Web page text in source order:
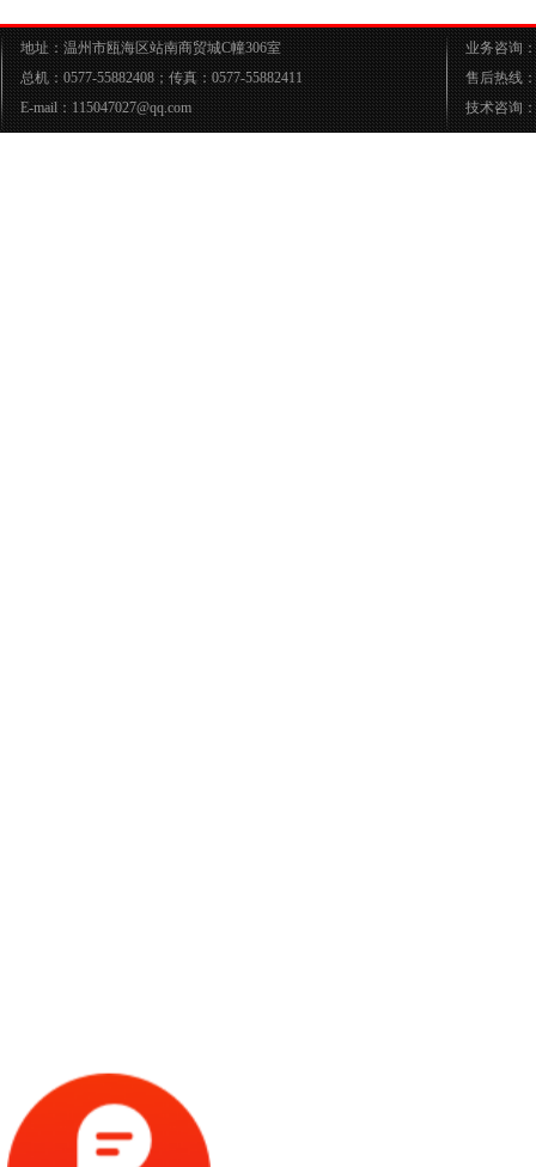
地址：温州市瓯海区站南商贸城C幢306室
总机：0577-55882408；传真：0577-55882411
E-mail：115047027@qq.com
业务咨询
售后热线
技术咨询